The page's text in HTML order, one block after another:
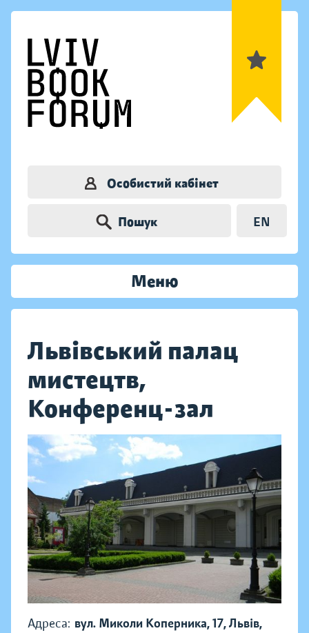
Особистий кабінет
Пошук EN
Меню
Львівський палац
мистецтв,
Конференц-зал
Адреса: вул. Миколи Коперника, 17, Львів,